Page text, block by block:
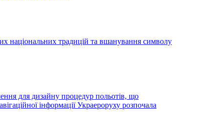
національних традицій та вшанування символу
для дизайну процедур польотів, що
інформації Украероруху розпочала